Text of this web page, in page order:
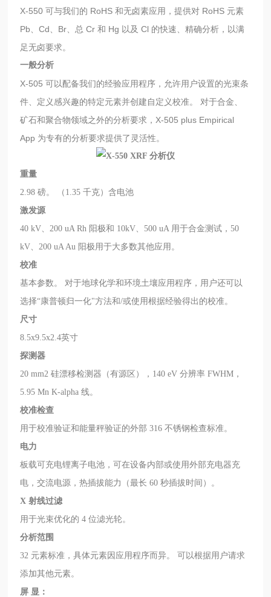
X-550 可与我们的 RoHS 和无卤素应用，提供对 RoHS 元素
Pb、Cd、Br、总 Cr 和 Hg 以及 Cl 的快速、精确分析，以满
足无卤要求。
一般分析
X-505 可以配备我们的经验应用程序，允许用户设置的光束条
件、定义感兴趣的特定元素并创建自定义校准。 对于合金、
矿石和聚合物领域之外的分析要求，X-505 plus Empirical
App 为专有的分析要求提供了 灵活性。
重量
2.98 磅。 （1.35 千克）含电池
激发源
40 kV、200 uA Rh 阳极和 10kV、500 uA 用于合金测试，50
kV、200 uA Au 阳极用于大多数其他应用。
校准
基本参数。 对于地球化学和环境土壤应用程序，用户还可以
选择“康普顿归一化"方法和/或使用根据经验得出的校准。
尺寸
8.5x9.5x2.4英寸
探测器
20 mm2 硅漂移检测器（有源区），140 eV 分辨率 FWHM，
5.95 Mn K-alpha 线。
校准检查
用于校准验证和能量秤验证的外部 316 不锈钢检查标准。
电力
板载可充电锂离子电池，可在设备内部或使用外部充电器充
电，交流电源，热插拔能力（最长 60 秒插拔时间）。
X 射线过滤
用于光束优化的 4 位滤光轮。
分析范围
32 元素标准，具体元素因应用程序而异。 可以根据用户请求
添加其他元素。
屏 显：